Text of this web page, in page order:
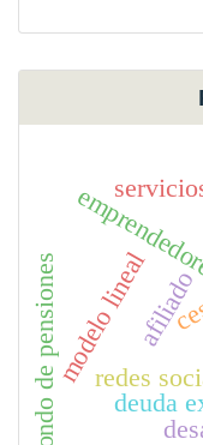
redes
modelo lineal
deuda
afiliado
fondo de pensiones